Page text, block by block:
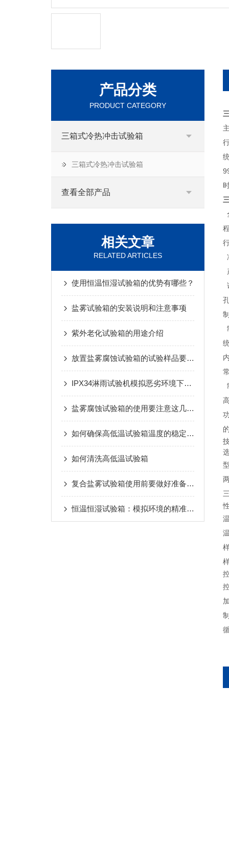
产品分类
PRODUCT CATEGORY
三箱式冷热冲击试验箱
三箱式冷热冲击试验箱
查看全部产品
相关文章
RELATED ARTICLES
使用恒温恒湿试验箱的优势有哪些？
盐雾试验箱的安装说明和注意事项
紫外老化试验箱的用途介绍
放置盐雾腐蚀试验箱的试验样品要注意的事项
IPX34淋雨试验机模拟恶劣环境下的防水测试
盐雾腐蚀试验箱的使用要注意这几点事项
如何确保高低温试验箱温度的稳定性？
如何清洗高低温试验箱
复合盐雾试验箱使用前要做好准备工作
恒温恒湿试验箱：模拟环境的精准调控大师